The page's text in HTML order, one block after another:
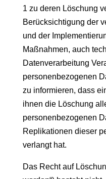
1 zu deren Löschung
Berücksichtigung der
und der
Maßnahmen, auch
Datenverarbeitung
personenbezogenen
zu informieren, dass
ihnen die Löschung
personenbezogenen
Replikationen dieser
verlangt hat.
Das Recht auf